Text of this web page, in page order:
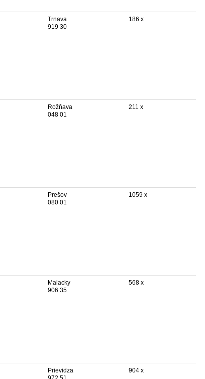
Trnava
919 30
186 x
Rožňava
048 01
211 x
Prešov
080 01
1059 x
Malacky
906 35
568 x
Prievidza
904 x